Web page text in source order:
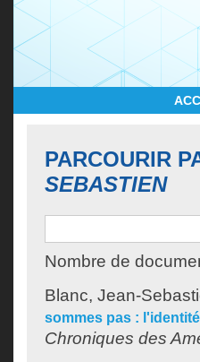
PARCOURIR
SEBASTIEN
Nombre de
Blanc, Jean-
sommes pas :
Chroniques des